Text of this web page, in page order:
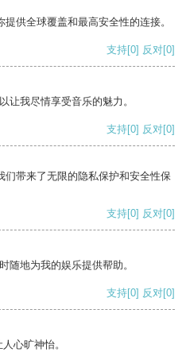
供全球覆盖和最高安全性的连接。
支持[0] 反对[0]
让我尽情享受音乐的魅力。
支持[0] 反对[0]
带来了无限的隐私保护和安全性保
支持[0] 反对[0]
随地为我的娱乐提供帮助。
支持[0] 反对[0]
心旷神怡。